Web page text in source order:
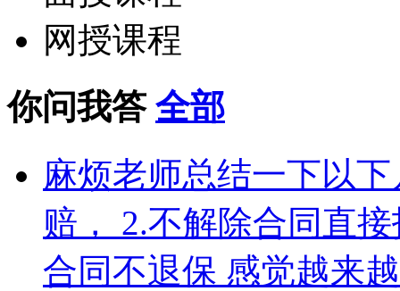
网授课程
你问我答 全部
麻烦老师总结一下以
赔， 2.不解除合同直
合同不退保 感觉越来